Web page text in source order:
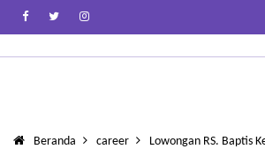
Beranda career Lowongan RS. Baptis